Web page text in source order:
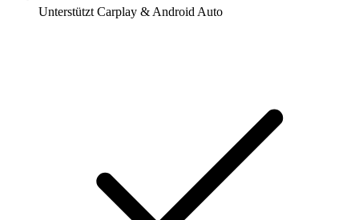
Unterstützt Carplay & Android Auto